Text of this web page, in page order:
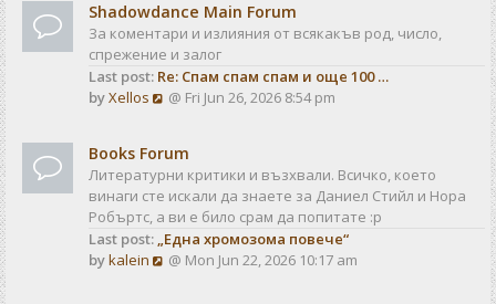
e
l
a
t
e
p
o
s
Shadowdance Main Forum
За коментари и излияния от всякакъв род, число,
спрежение и залог
Last post: Re: Спам спам спам и още 100 …
byXellos
V
w
t
h
e
l
a
@ Fri Jun 26, 2026 8:54 pm
Books Forum
Литературни критики и възхвали. Всичко, което
винаги сте искали да знаете за Даниел Стийл и Нора
Робъртс, а ви е било срам да попитате :р
Last post: „Една хромозома повече“
bykalein
V@ Mon Jun 22, 2026 10:17 am